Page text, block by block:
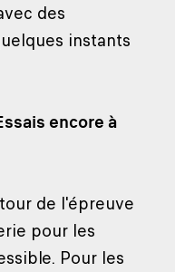
des
instants
encore à
de l'épreuve
pour les
Pour les